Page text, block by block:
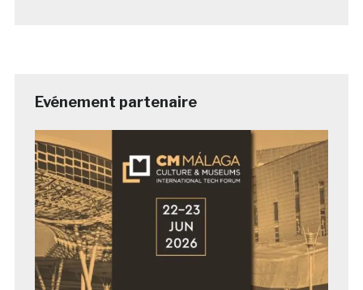
Evénement partenaire